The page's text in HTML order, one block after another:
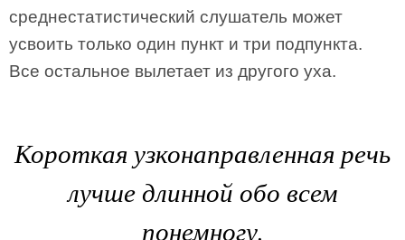
среднестатистический слушатель может
усвоить только один пункт и три подпункта.
Все остальное вылетает из другого уха.
Короткая узконаправленная речь
лучше длинной обо всем
понемногу.